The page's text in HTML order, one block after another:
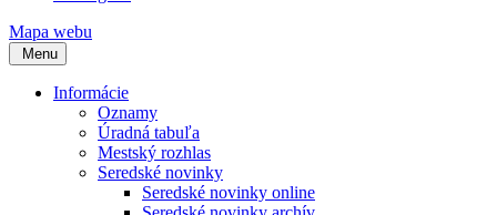
Mapa webu
Menu
Informácie
Oznamy
Úradná tabuľa
Mestský rozhlas
Seredské novinky
Seredské novinky online